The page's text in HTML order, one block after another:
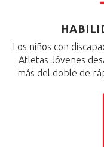
Los niños con
Atletas Jóvenes
más del doble de